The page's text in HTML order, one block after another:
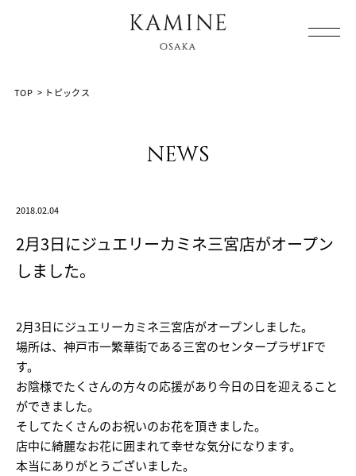
TOP > トピックス
news
2018.02.04
2月3日にジュエリーカミネ三宮店がオープン
しました。
2月3日にジュエリーカミネ三宮店がオープンしました。
場所は、神戸市一繁華街である三宮のセンタープラザ1Fで
す。
お陰様でたくさんの方々の応援があり今日の日を迎えること
ができました。
そしてたくさんのお祝いのお花を頂きました。
店中に綺麗なお花に囲まれて幸せな気分になります。
本当にありがとうございました。